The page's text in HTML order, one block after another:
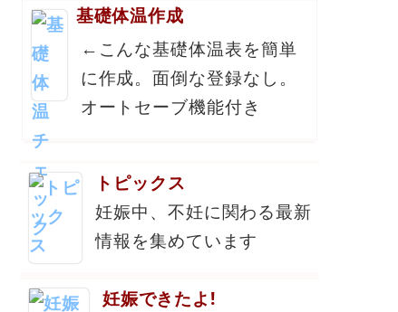
基礎体温作成
←こんな基礎体温表を簡単
に作成。面倒な登録なし。
オートセーブ機能付き
トピックス
妊娠中、不妊に関わる最新
情報を集めています
妊娠できたよ!